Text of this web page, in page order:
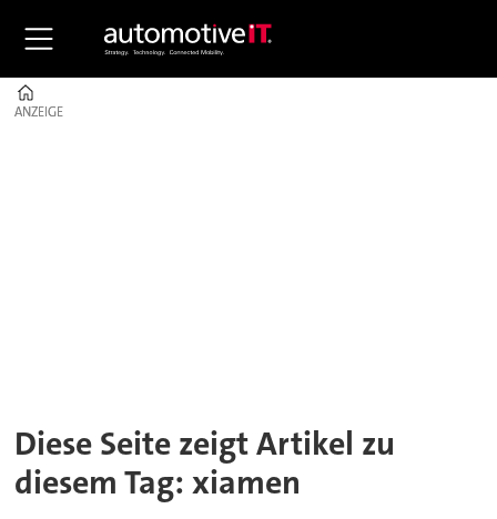
ANZEIGE
ANZEIGE
Diese Seite zeigt Artikel zu
diesem Tag: xiamen